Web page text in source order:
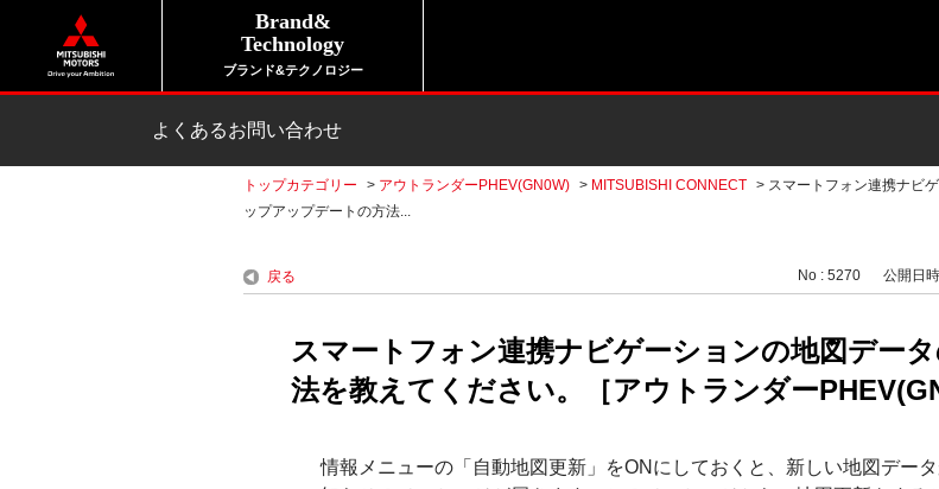
Brand&
Technology
ブランド&テクノロジー
よくあるお問い合わせ
トップカテゴリー > アウトランダーPHEV(GN0W) > MITSUBISHI CONNECT > スマートフォン連携ナビ
ップアップデートの方法...
戻る No : 5270 公開日
スマートフォン連携ナビゲーションの地図デー
法を教えてください。［アウトランダー
情報メニューの「自動地図更新」をONにしておくと、新しい地図デー